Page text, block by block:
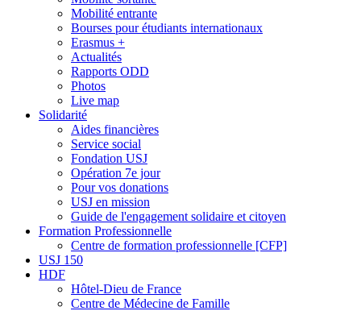
Mobilité entrante
Bourses pour étudiants internationaux
Erasmus +
Actualités
Rapports ODD
Photos
Live map
Solidarité
Aides financières
Service social
Fondation USJ
Opération 7e jour
Pour vos donations
USJ en mission
Guide de l'engagement solidaire et citoyen
Formation Professionnelle
Centre de formation professionnelle [CFP]
USJ 150
HDF
Hôtel-Dieu de France
Centre de Médecine de Famille